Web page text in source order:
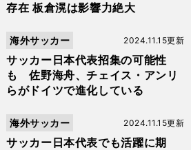
存在 板倉滉は影響力絶大
サッカー日本代表招集の可能性
も 佐野海舟、チェイス・アンリ
らがドイツで進化している
2024.11.15更新
海外サッカー
サッカー日本代表でも活躍に期
2024.11.15更新
海外サッカー